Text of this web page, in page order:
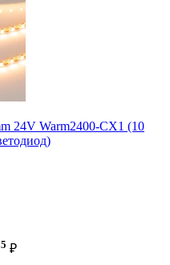
24V Warm2400-CX1 (10
₽